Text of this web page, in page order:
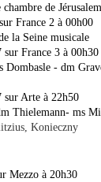
de Jérusalem
France 2 à 00h00
la Seine musicale
France 3 à 00h30
Dombasle - dm
sur Arte à 22h50
Thielemann- ms
Konieczny
Mezzo à 20h30